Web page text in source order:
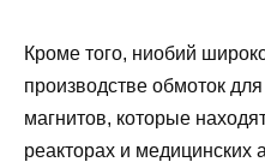
Кроме того, ниобий
производстве обмоток
магнитов, которые
реакторах и медицинских